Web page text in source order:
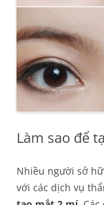
Làm sao để
Nhiều người sở
với các dịch vụ